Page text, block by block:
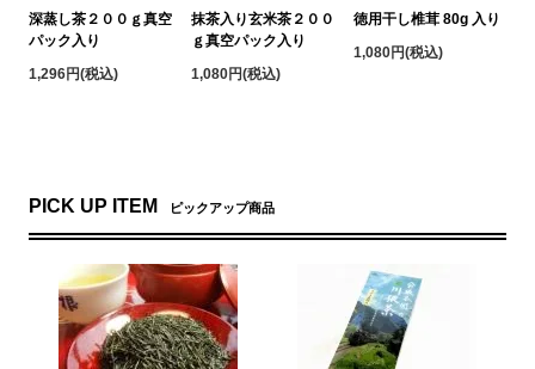
深蒸し茶２００ｇ真空
パック入り
1,296円(税込)
抹茶入り玄米茶２００
ｇ真空パック入り
1,080円(税込)
徳用干し椎茸 80g 入り
1,080円(税込)
PICK UP ITEM ピックアップ商品